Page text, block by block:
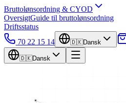
Bruttolønsordning & CYOD
OversigtGuide til bruttolønsordning
Driftsstatus
70 22 15 14
🇩🇰Dansk
🇩🇰Dansk